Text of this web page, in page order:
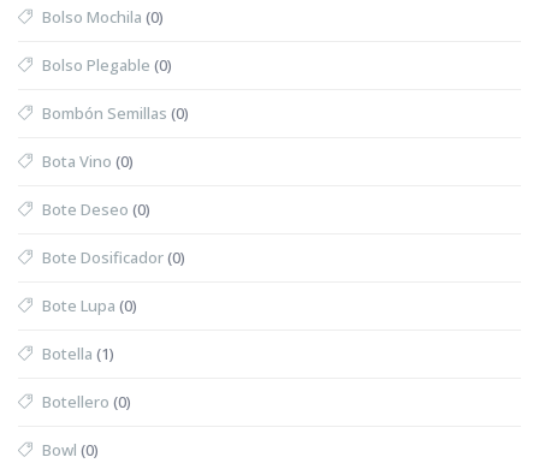
Bolso Mochila (0)
Bolso Plegable (0)
Bombón Semillas (0)
Bota Vino (0)
Bote Deseo (0)
Bote Dosificador(0)
Bote Lupa (0)
Botella (1)
Botellero (0)
Bowl (0)